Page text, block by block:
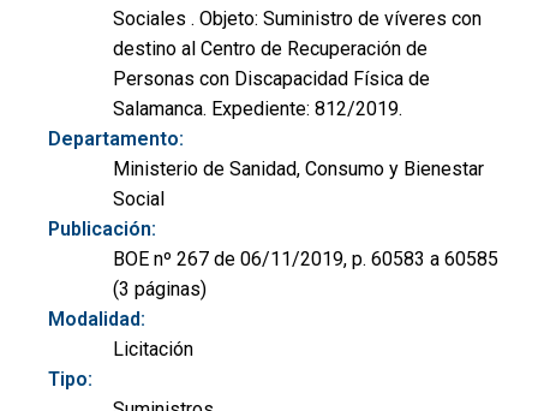
Sociales . Objeto: Suministro de víveres con
destino al Centro de Recuperación de
Personas con Discapacidad Física de
Salamanca. Expediente: 812/2019.
Departamento:
Ministerio de Sanidad, Consumo y Bienestar
Social
Publicación:
BOE nº 267 de 06/11/2019, p. 60583 a 60585
(3 páginas)
Modalidad:
Licitación
Tipo: